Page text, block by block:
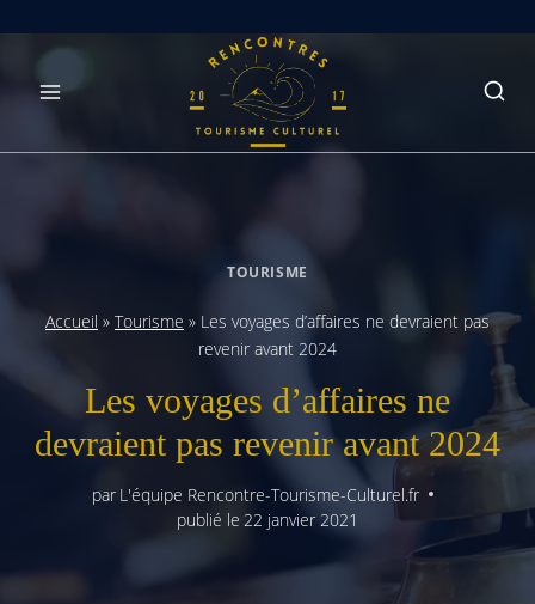
TOURISME
Accueil » Tourisme » Les voyages d’affaires ne devraient pas
revenir avant 2024
Les voyages d’affaires ne
devraient pas revenir avant 2024
par L'équipe Rencontre-Tourisme-Culturel.fr
publié le 22 janvier 2021